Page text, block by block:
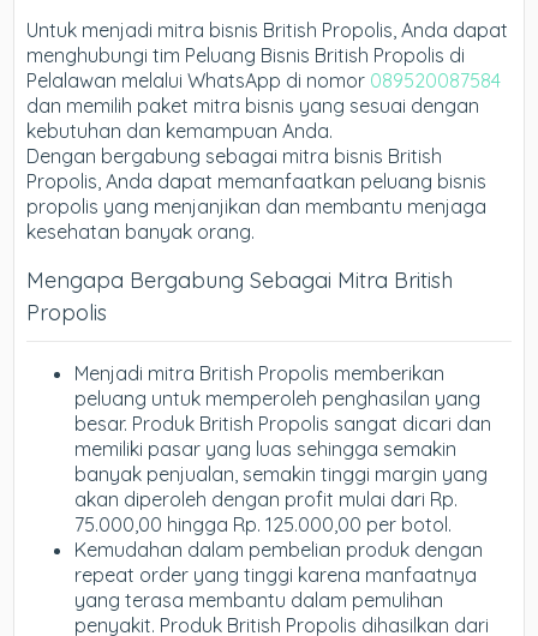
Untuk menjadi mitra bisnis British Propolis, Anda dapat
menghubungi tim Peluang Bisnis British Propolis di
Pelalawan melalui WhatsApp di nomor 089520087584
dan memilih paket mitra bisnis yang sesuai dengan
kebutuhan dan kemampuan Anda.
Dengan bergabung sebagai mitra bisnis British
Propolis, Anda dapat memanfaatkan peluang bisnis
propolis yang menjanjikan dan membantu menjaga
kesehatan banyak orang.
Mengapa Bergabung Sebagai Mitra British
Propolis
Menjadi mitra British Propolis memberikan
peluang untuk memperoleh penghasilan yang
besar. Produk British Propolis sangat dicari dan
memiliki pasar yang luas sehingga semakin
banyak penjualan, semakin tinggi margin yang
akan diperoleh dengan profit mulai dari Rp.
75.000,00 hingga Rp. 125.000,00 per botol.
Kemudahan dalam pembelian produk dengan
repeat order yang tinggi karena manfaatnya
yang terasa membantu dalam pemulihan
penyakit. Produk British Propolis dihasilkan dari